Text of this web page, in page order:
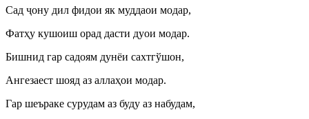
Сад ҷону дил фидои як муддаои модар,
Фатҳу кушоиш орад дасти дуои модар.
Бишнид гар садоям дунёи сахтгўшон,
Ангезаест шояд аз аллаҳои модар.
Гар шеъраке сурудам аз буду аз набудам,